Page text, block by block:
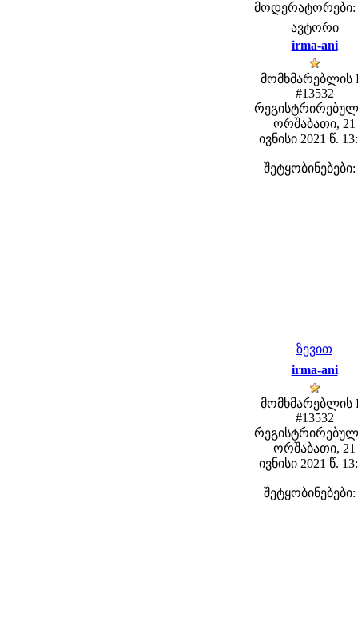
მოდერატორები:
ავტორი
irma-ani
მომხმარებლის
#13532
ორშაბათი, 21
ივნისი 2021 წ.
შეტყობინებები:
ზევით
irma-ani
მომხმარებლის
#13532
ორშაბათი, 21
ივნისი 2021 წ.
შეტყობინებები: